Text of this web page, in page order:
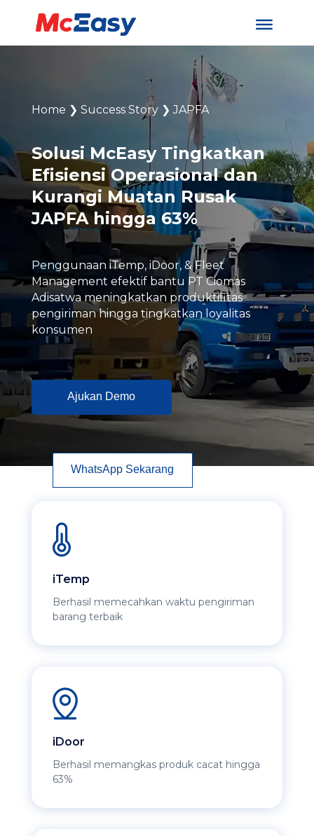
Home ❯ Success Story❯JAPFA
Solusi McEasy Tingkatkan
Efisiensi Operasional dan
Kurangi Muatan Rusak
JAPFA hingga 63%
Penggunaan iTemp, iDoor, & Fleet
Management efektif bantu PT Ciomas
Adisatwa meningkatkan produktifitas
pengiriman hingga tingkatkan loyalitas
konsumen
Ajukan Demo
WhatsApp Sekarang
iTemp
Berhasil memecahkan waktu pengiriman
barang terbaik
iDoor
Berhasil memangkas produk cacat hingga
63%